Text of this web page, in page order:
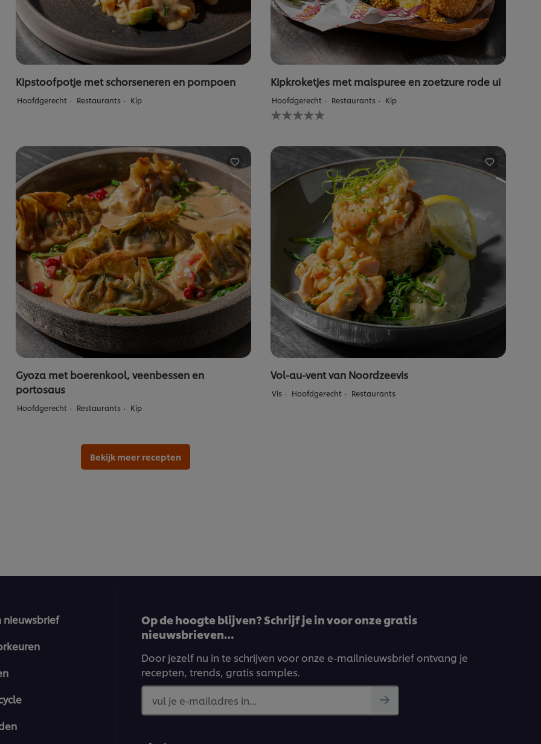
Kipstoofpotje met schorseneren en pompoen
Hoofdgerecht Restaurants Kip
Kipkroketjes met maispuree en zoetzure rode ui
Hoofdgerecht Restaurants Kip
Geen
beoordelingen
deze
Gyoza met boerenkool, veenbessen en
portosaus
Hoofdgerecht Restaurants Kip
Vol-au-vent van Noordzeevis
Vis Hoofdgerecht Restaurants
Bekijk meer recepten
nieuwsbrief
Op de hoogte blijven? Schrijf je in voor onze gratis
nieuwsbrieven…
Door jezelf nu in te schrijven voor onze e-mailnieuwsbrief ontvang je
recepten, trends, gratis samples.
vul je e-mailadres in...